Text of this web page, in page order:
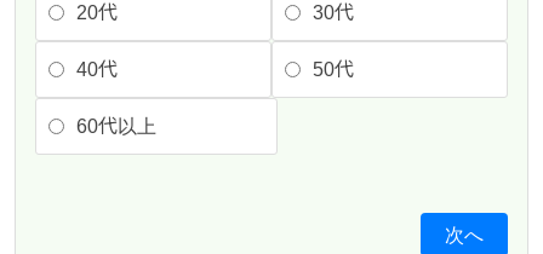
20代 30代
40代 50代
60代以上
次へ